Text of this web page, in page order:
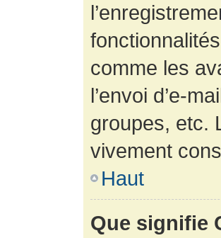
comme les
l’envoi d’e-
groupes, etc.
vivement
Haut
Que signifie